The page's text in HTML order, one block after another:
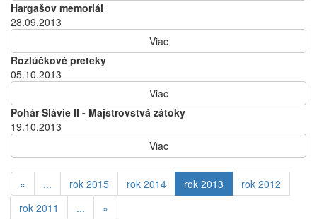
Hargašov memoriál
28.09.2013
Viac
Rozlúčkové preteky
05.10.2013
Viac
Pohár Slávie II - Majstrovstvá zátoky
19.10.2013
Viac
« ... rok 2015 rok 2014 rok 2013
rok 2012
rok 2011
... »